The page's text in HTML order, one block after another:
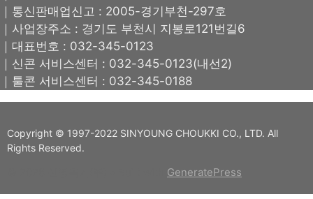
｜통신판매업신고 : 2005-경기부천-297호
｜사업장주소 : 경기도 부천시 지봉로121번길6
｜대표번호 : 032-345-0123
｜신콘 서비스센터 : 032-345-0123(내선2)
｜툴콘 서비스센터 : 032-345-0188
Copyright © 1997-2022 SINYOUNG CHOUKKI CO., LTD. All
Rights Reserved.
GeneratePress